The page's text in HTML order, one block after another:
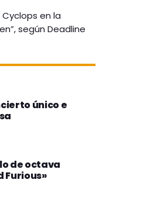
en la
según Deadline
único e
de octava
Furious»